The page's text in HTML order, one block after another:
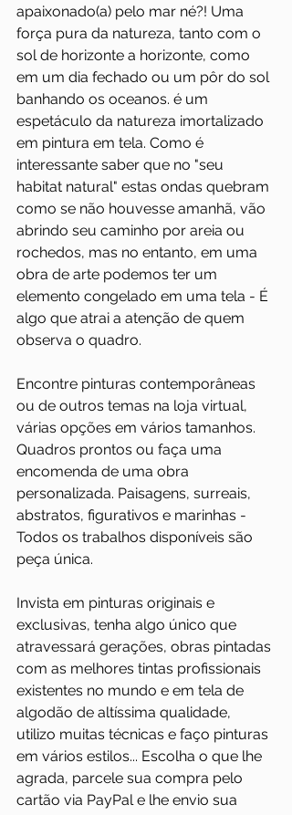
apaixonado(a) pelo mar né?! Uma
força pura da natureza, tanto com o
sol de horizonte a horizonte, como
em um dia fechado ou um pôr do sol
banhando os oceanos. é um
espetáculo da natureza imortalizado
em pintura em tela. Como é
interessante saber que no "seu
habitat natural" estas ondas quebram
como se não houvesse amanhã, vão
abrindo seu caminho por areia ou
rochedos, mas no entanto, em uma
obra de arte podemos ter um
elemento congelado em uma tela - É
algo que atrai a atenção de quem
observa o quadro.
Encontre pinturas contemporâneas
ou de outros temas na loja virtual,
várias opções em vários tamanhos.
Quadros prontos ou faça uma
encomenda de uma obra
personalizada. Paisagens, surreais,
abstratos, figurativos e marinhas -
Todos os trabalhos disponíveis são
peça única.
Invista em pinturas originais e
exclusivas, tenha algo único que
atravessará gerações, obras pintadas
com as melhores tintas profissionais
existentes no mundo e em tela de
algodão de altíssima qualidade,
utilizo muitas técnicas e faço pinturas
em vários estilos... Escolha o que lhe
agrada, parcele sua compra pelo
cartão via PayPal e lhe envio sua